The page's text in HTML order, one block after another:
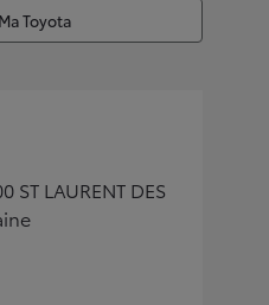
Toyota
LAURENT DES